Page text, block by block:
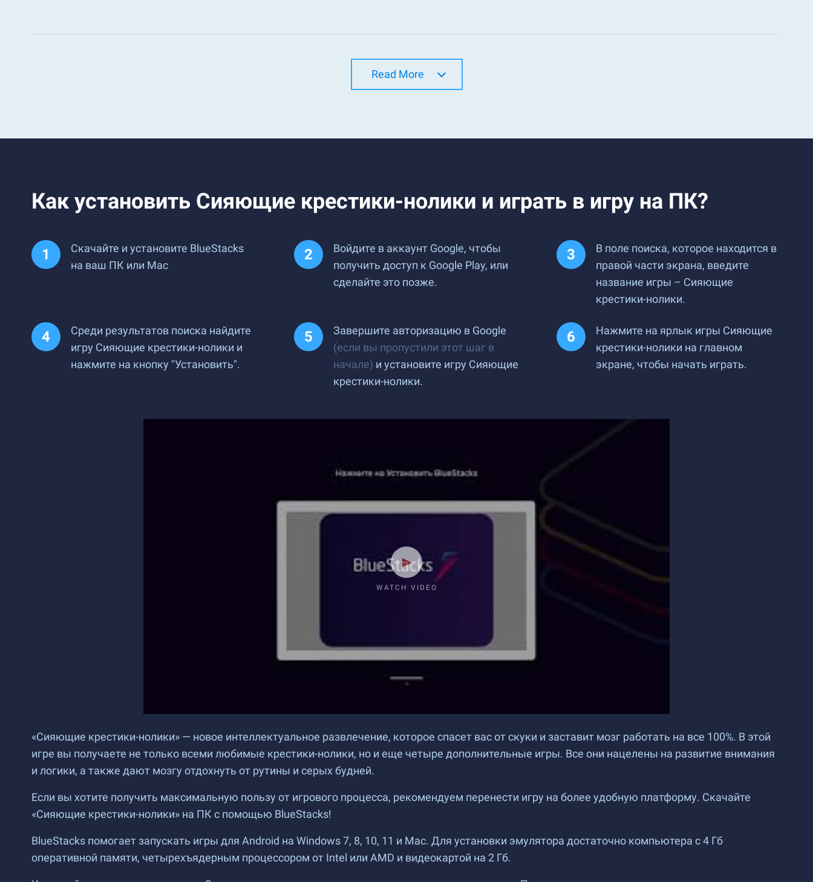
Read More
Как установить Сияющие крестики-нолики и играть в игру на ПК?
Скачайте и установите BlueStacks
на ваш ПК или Mac
Войдите в аккаунт Google, чтобы
получить доступ к Google Play, или
сделайте это позже.
В поле поиска, которое находится в
правой части экрана, введите
название игры – Сияющие
крестики-нолики.
Среди результатов поиска найдите
игру Сияющие крестики-нолики и
нажмите на кнопку "Установить".
Завершите авторизацию в Google
(если вы пропустили этот шаг в
начале) и установите игру Сияющие
крестики-нолики.
Нажмите на ярлык игры Сияющие
крестики-нолики на главном
экране, чтобы начать играть.
WATCH VIDEO
«Сияющие крестики-нолики» — новое интеллектуальное развлечение, которое спасет вас от скуки и заставит мозг работать на все 100%. В этой
игре вы получаете не только всеми любимые крестики-нолики, но и еще четыре дополнительные игры. Все они нацелены на развитие внимания
и логики, а также дают мозгу отдохнуть от рутины и серых будней.
Если вы хотите получить максимальную пользу от игрового процесса, рекомендуем перенести игру на более удобную платформу. Скачайте
«Сияющие крестики-нолики» на ПК с помощью BlueStacks!
BlueStacks помогает запускать игры для Android на Windows 7, 8, 10, 11 и Mac. Для установки эмулятора достаточно компьютера с 4 Гб
оперативной памяти, четырехъядерным процессором от Intel или AMD и видеокартой на 2 Гб.